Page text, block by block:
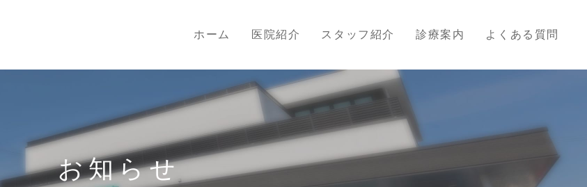
ホーム 医院紹介 スタッフ紹介 診療案内 よくある質問
お知らせ